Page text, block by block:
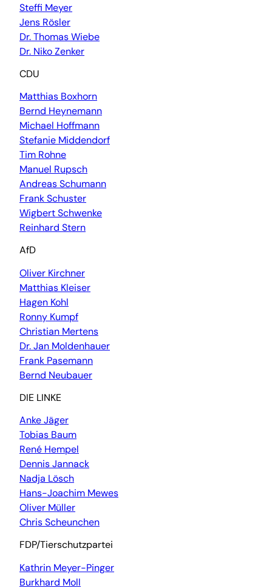
Steffi Meyer
Jens Rösler
Dr. Thomas Wiebe
Dr. Niko Zenker
CDU
Matthias Boxhorn
Bernd Heynemann
Michael Hoffmann
Stefanie Middendorf
Tim Rohne
Manuel Rupsch
Andreas Schumann
Frank Schuster
Wigbert Schwenke
Reinhard Stern
AfD
Oliver Kirchner
Matthias Kleiser
Hagen Kohl
Ronny Kumpf
Christian Mertens
Dr. Jan Moldenhauer
Frank Pasemann
Bernd Neubauer
DIE LINKE
Anke Jäger
Tobias Baum
René Hempel
Dennis Jannack
Nadja Lösch
Hans-Joachim Mewes
Oliver Müller
Chris Scheunchen
FDP/Tierschutzpartei
Kathrin Meyer-Pinger
Burkhard Moll